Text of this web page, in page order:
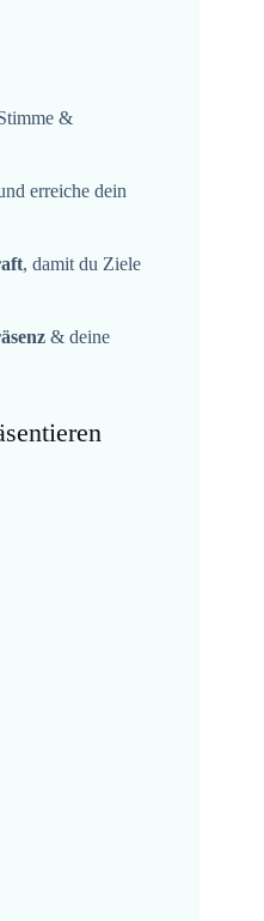
&
erreiche dein
, damit du Ziele
& deine